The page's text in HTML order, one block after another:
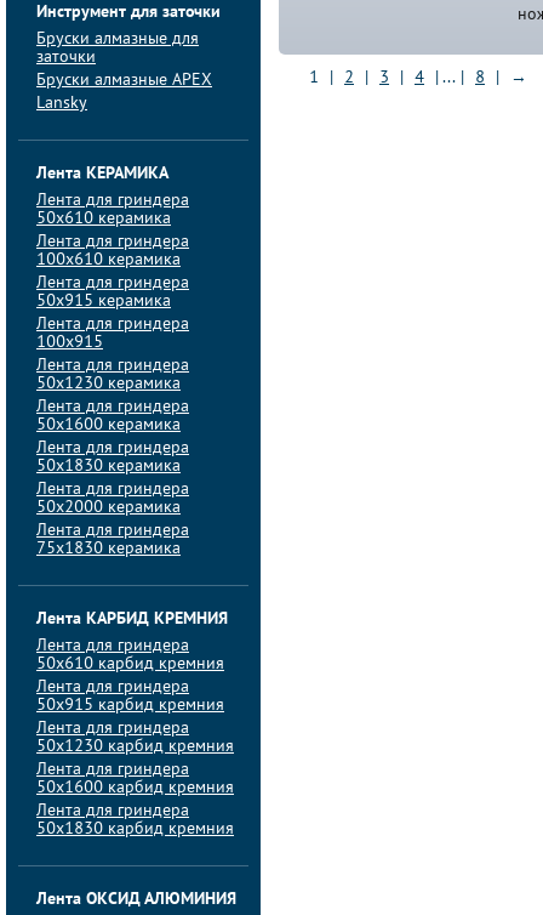
Инструмент для заточки
Бруски алмазные для
заточки
Бруски алмазные APEX
Lansky
Лента КЕРАМИКА
Лента для гриндера
50х610 керамика
Лента для гриндера
100х610 керамика
Лента для гриндера
50х915 керамика
Лента для гриндера
100х915
Лента для гриндера
50х1230 керамика
Лента для гриндера
50х1600 керамика
Лента для гриндера
50х1830 керамика
Лента для гриндера
50х2000 керамика
Лента для гриндера
75х1830 керамика
Лента КАРБИД КРЕМНИЯ
Лента для гриндера
50х610 карбид кремния
Лента для гриндера
50х915 карбид кремния
Лента для гриндера
50х1230 карбид кремния
Лента для гриндера
50х1600 карбид кремния
Лента для гриндера
50х1830 карбид кремния
Лента ОКСИД АЛЮМИНИЯ
1 2 3 4 | ... | 8 →